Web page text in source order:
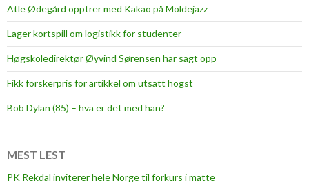
Atle Ødegård opptrer med Kakao på Moldejazz
Lager kortspill om logistikk for studenter
Høgskoledirektør Øyvind Sørensen har sagt opp
Fikk forskerpris for artikkel om utsatt hogst
Bob Dylan (85) – hva er det med han?
MEST LEST
PK Rekdal inviterer hele Norge til forkurs i matte